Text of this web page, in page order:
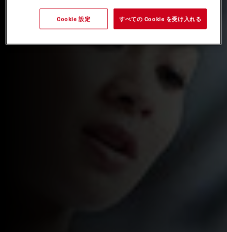
Cookie 設定 すべての Cookie を受け入れる